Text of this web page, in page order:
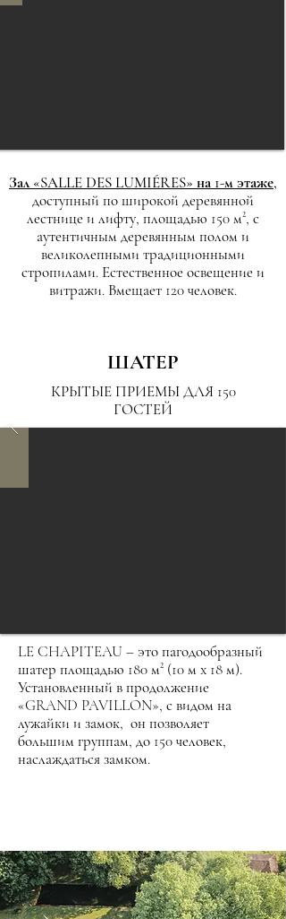
Зал «SALLE DES LUMIÉRES» на 1-м этаже,
доступный по широкой деревянной
лестнице и лифту, площадью 150 м², с
аутентичным деревянным полом и
великолепными традиционными
стропилами. Естественное освещение и
витражи. Вмещает 120 человек.
​ШАТЕР
КРЫТЫЕ ПРИЕМЫ ДЛЯ 150
ГОСТЕЙ
LE CHAPITEAU – это пагодообразный
шатер площадью 180 м² (10 м x 18 м).
Установленный в продолжение
«GRAND PAVILLON», с видом на
лужайки и замок, он позволяет
большим группам, до 150 человек,
наслаждаться замком.